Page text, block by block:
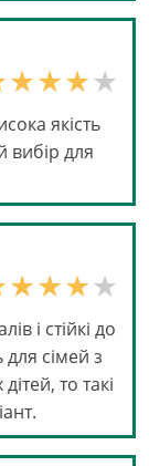
якість
для
і стійкі до
для сімей з
то такі